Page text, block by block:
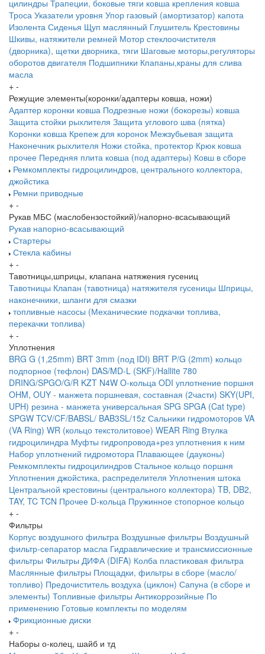
цилиндры Трапеции, боковые тяги ковша крепления ковша
Троса Указатели уровня Упор газовый (амортизатор) капота
Изолента Сиденья Щуп маслянный Глушитель Крестовины
Шкивы, натяжители ремней Мотор стеклоочистителя
(дворника), щетки дворника, тяги Шаговые моторы,регуляторы
оборотов двигателя Подшипники Кпапаны,краны для слива
масла
+ -
Режущие элементы(коронки/адаптеры ковша, ножи)
Адаптер коронки ковша Подрезные ножи (бокорезы) ковша
Защита стойки рыхлителя Защита углового шва (пятка)
Коронки ковша Крепеж для коронок Межзубьевая защита
Наконечник рыхлителя Ножи стойка, протектор Крюк ковша
прочее Передняя плита ковша (под адаптеры) Ковш в сборе
Ремкомплекты гидроцилиндров, центрального коллектора,
джойстика
Ремни приводные
+ -
Рукав МБС (маслобензостойкий)/напорно-всасывающий
Рукав напорно-всасывающий
Стартеры
Стекла кабины
+ -
Тавотницы,шприцы, клапана натяжения гусениц
Тавотницы Клапан (тавотница) натяжителя гусеницы Шприцы,
наконечники, шланги для смазки
топливные насосы (Механические подкачки топлива,
перекачки топлива)
+ -
Уплотнения
BRG G (1,25mm) BRT 3mm (под IDI) BRT P/G (2mm) кольцо
подпорное (тефлон) DAS/MD-L (SKF)/Hallite 780
DRING/SPGO/G/R KZT N4W O-кольца ODI уплотнение поршня
OHM, OUY - манжета поршневая, составная (2части) SKY(UPI,
UPH) резина - манжета универсальная SPG SPGA (Cat type)
SPGW TCV/CF/BABSL/ BAB3SL/15z Сальники гидромоторов VA
(VA Ring) WR (кольцо текстолитовое) WEAR Ring Втулка
гидроцилиндра Муфты гидропровода+рез уплотнения к ним
Набор уплотнений гидромотора Плавающее (дауконы)
Ремкомплекты гидроцилиндров Стальное кольцо поршня
Уплотнения джойстика, распределителя Уплотнения штока
Центральной крестовины (центрального коллектора) TB, DB2,
TAY, TC TCN Прочее D-кольца Пружинное стопорное кольцо
+ -
Фильтры
Корпус воздушного фильтра Воздушные фильтры Воздушный
фильтр-сепаратор масла Гидравлические и трансмиссионные
фильтры Фильтры ДИФА (DIFA) Колба пластиковая фильтра
Маслянные фильтры Площадки, фильтры в сборе (масло/
топливо) Предочиститель воздуха (циклон) Сапуна (в сборе и
элементы) Топливные фильтры Антикоррозийные По
применению Готовые комплекты по моделям
Фрикционные диски
+ -
Наборы о-колец, шайб и тд